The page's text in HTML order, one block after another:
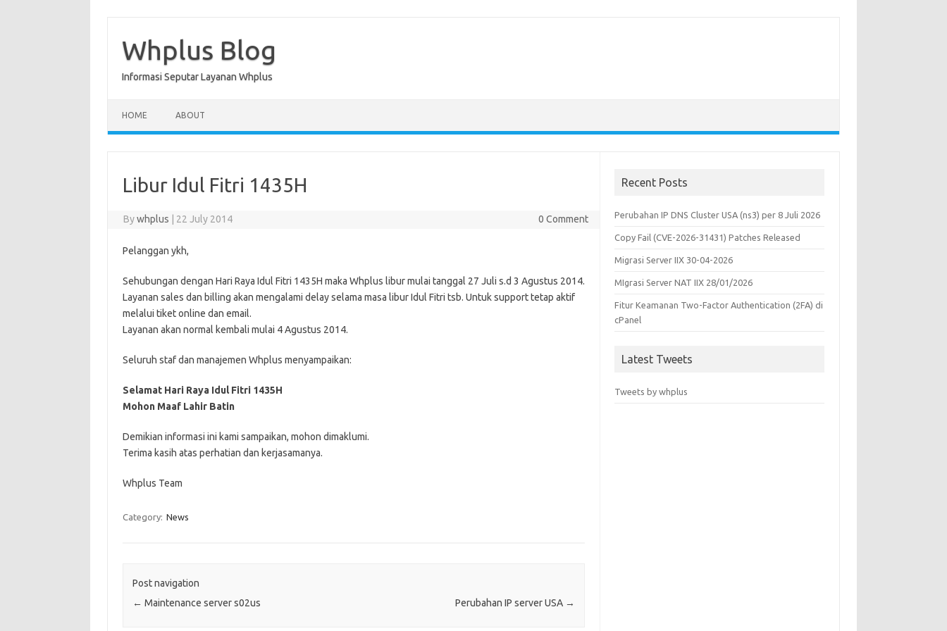
contentWhplus Blog
Informasi Seputar Layanan Whplus
HOME ABOUT
Libur Idul Fitri 1435H
Bywhplus 22 July 2014 0 Comment
Pelanggan ykh,
Sehubungan dengan Hari Raya Idul Fitri 1435H maka Whplus libur mulai tanggal 27 Juli s.d 3 Agustus 2014.
Layanan sales dan billing akan mengalami delay selama masa liburIdul Fitri tsb. Untuk support tetap aktif
melalui tiket online dan email.
Layanan akan normal kembali mulai 4 Agustus 2014.
Seluruh staf dan manajemen Whplus menyampaikan:
Selamat Hari Raya Idul Fitri1435H
Mohon Maaf Lahir Batin
Demikian informasi ini kami sampaikan, mohon dimaklumi.
Terima kasih atas perhatian dan kerjasamanya.
Whplus Team
Category: News
Post navigation
← Maintenance server s02us Perubahan IP server USA →
Recent Posts
Perubahan IP DNS Cluster USA (ns3) per 8 Juli 2026
Copy Fail (CVE-2026-31431) Patches Released
Migrasi Server IIX 30-04-2026
MIgrasi Server NAT IIX 28/01/2026
Fitur Keamanan Two-Factor Authentication (2FA) di
cPanel
Latest Tweets
Tweets by whplus